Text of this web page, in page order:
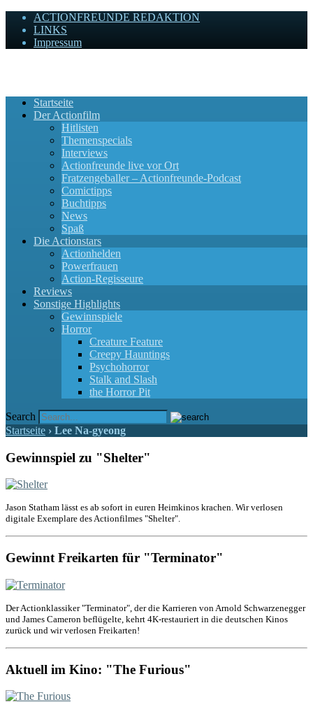
ACTIONFREUNDE REDAKTION
LINKS
Impressum
Startseite
Der Actionfilm
Hitlisten
Themenspecials
Interviews
Actionfreunde live vor Ort
Fratzengeballer – Actionfreunde-Podcast
Comictipps
Buchtipps
News
Spaß
Die Actionstars
Actionhelden
Powerfrauen
Action-Regisseure
Reviews
Sonstige Highlights
Gewinnspiele
Horror
Creature Feature
Creepy Hauntings
Psychohorror
Stalk and Slash
the Horror Pit
Search
Startseite › Lee Na-gyeong
Gewinnspiel zu "Shelter"
Jason Statham lässt es ab sofort in euren Heimkinos krachen. Wir verlosen
digitale Exemplare des Actionfilmes "Shelter".
Gewinnt Freikarten für "Terminator"
Der Actionklassiker "Terminator", der die Karrieren von Arnold Schwarzenegger
und James Cameron beflügelte, kehrt 4K-restauriert in die deutschen Kinos
zurück und wir verlosen Freikarten!
Aktuell im Kino: "The Furious"